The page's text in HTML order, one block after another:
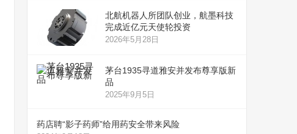
北航机器人所团队创业，航墨科技
完成近亿元天使轮投资
2026年5月28日
茅台1935寻道雅安并发布尊享版新
品
2025年9月5日
药店聘“影子药师”给用药安全带来风险